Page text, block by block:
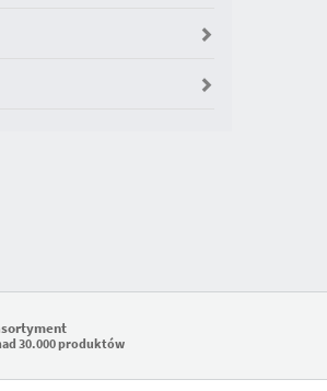
30.000 produktów